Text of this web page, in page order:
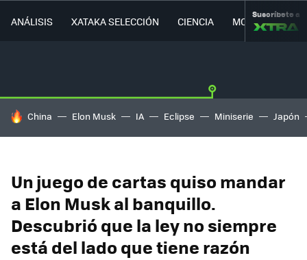
ANÁLISIS XATAKA SELECCIÓN CIENCIA MOVILIDAD
Suscríbete a
HOY SE HABLA DE
China Elon Musk IA Eclipse Miniserie Japón
Un juego de cartas quiso mandar
a Elon Musk al banquillo.
Descubrió que la ley no siempre
está del lado que tiene razón